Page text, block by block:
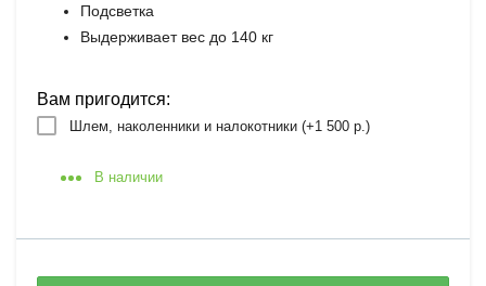
Подсветка
Выдерживает вес до 140 кг
Вам пригодится:
Шлем, наколенники и налокотники (+1 500 р.)
В наличии